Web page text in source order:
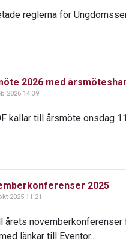
reglerna för
2026 med
2026 14:39
kallar till årsmöte onsdag
2025
2025 11:21
årets novemberkonferenser
länkar till Eventor...